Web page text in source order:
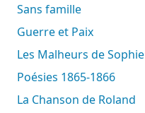
Sans famille
Guerre et Paix
Les Malheurs de Sophie
Poésies 1865-1866
La Chanson de Roland